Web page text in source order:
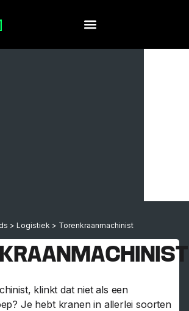
> Logistiek > Torenkraanmachinist
klinkt dat niet als een
Je hebt kranen in allerlei soorten